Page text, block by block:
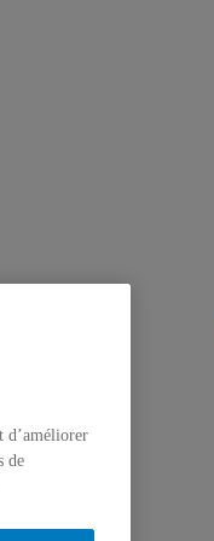
d’améliorer
de